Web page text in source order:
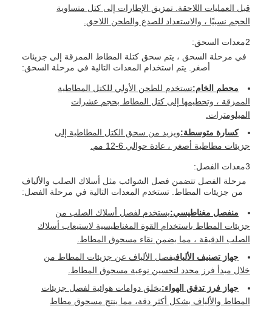
قبل العمليات اللاحقة. تمزيق الإطارات إلى كتل متساوية
الحجم نسبيًا ، والاستعداد للصدع والطحن اللاحق.
2معدات السحق:
في مرحلة السحق ، يتم سحق كتلة المطاط الممزقة إلى جزيئات
أصغر. يتم استخدام المعدات التالية في مرحلة السحق:
محطم الخام:تستخدم للطحن الأولي للكتل المطاطية
الممزقة ، وتحطيمها إلى كتل المطاط بحجم عشرات
الميلومترات.
كسارة متوسطة:ويزيد من سحق الكتل المطاطية إلى
جزيئات مطاطية أصغر ، عادة حوالي 6-12 مم.
3معدات الفصل:
مرحلة الفصل تتضمن فصل الشوائب مثل أسلاك الصلب والألياف
من جزيئات المطاط. تستخدم المعدات التالية في مرحلة الفصل:
منفصل مغناطيسي:يستخدم لفصل أسلاك الصلب من
جزيئات المطاط باستخدام القوة المغناطيسية لاستيعاب أسلاك
الصلب الدقيقة ، مما يضمن نقاء مسحوق المطاط.
جهاز تصنيف الأليافيفصل الألياف عن جزيئات المطاط من
خلال مبدأ فرز محدد لتحسين نوعية مسحوق المطاط.
جهاز فرز تدفق الهواء:يخلق دوامات هوائية لفصل جزيئات
المطاط والألياف بشكل أكثر دقة، مما ينتج مسحوق مطاط